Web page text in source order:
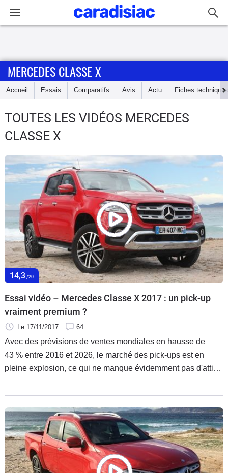
Accueil
Essais
d'achat
Electriques
Utilitaires
Flottes
Auto
Services
Forum
Moto
Marques
MERCEDES CLASSE X
Accueil Essais Comparatifs Avis Actu Fiches techniques
TOUTES LES VIDÉOS MERCEDES
CLASSE X
14,3 /20
Essai vidéo – Mercedes Classe X 2017 : un pick-up
vraiment premium ?
Le 17/11/2017 64
Avec des prévisions de ventes mondiales en hausse de
43 % entre 2016 et 2026, le marché des pick-ups est en
pleine explosion, ce qui ne manque évidemment pas d'attirer
jusqu'ici. Parmi ceux-ci Mercedes qui, malgré une grande
expérience dans le monde de l'utilitaire, n'a jamais vraiment
proposé un modèle à haute diffusion. Jusqu'à aujourd'hui, où
arrive le Classe X, que nous sommes allés essayer à
Ajaccio, en Corse, dans sa version 250d 4g-Tronic 4Matic.
Mérite-t-il vraiment de porter l'étoile ?